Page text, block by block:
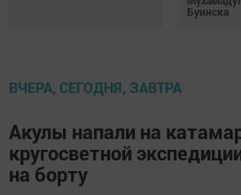
Буинска
ВЧЕРА, СЕГОДНЯ, ЗАВТРА
Акулы напали на
кругосветной
на борту